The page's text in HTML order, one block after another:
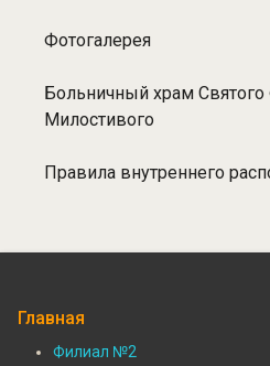
Фотогалерея
Больничный храм Святого
Милостивого
Правила внутреннего
Главная
Филиал №2